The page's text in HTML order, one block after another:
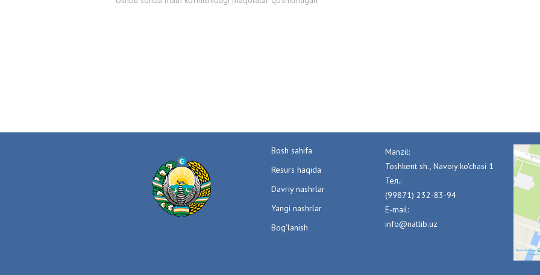
Bosh sahifa
Resurs haqida
Davriy nashrlar
Yangi nashrlar
Bog'lanish
Manzil:
Toshkent sh., Navoiy ko'chasi 1
Тел.:
(99871) 232-83-94
E-mail:
info@natlib.uz